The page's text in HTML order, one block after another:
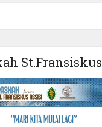
St.Fransiskus